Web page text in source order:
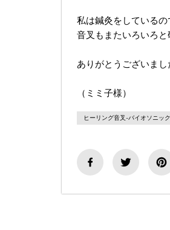
私は鍼灸をしているの
音叉もまたいろいろ
ありがとうございまし
（ミミ子様）
ヒーリング音叉-バイオソニッ